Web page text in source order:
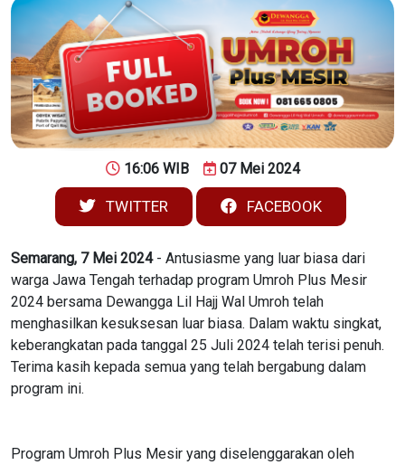
16:06 WIB 07 Mei 2024
TWITTER FACEBOOK
Semarang, 7 Mei 2024- Antusiasme yang luar biasa dari
warga Jawa Tengah terhadap program Umroh Plus Mesir
2024 bersama Dewangga Lil Hajj Wal Umroh telah
menghasilkan kesuksesan luar biasa. Dalam waktu singkat,
keberangkatan pada tanggal 25 Juli 2024 telah terisi penuh.
Terima kasih kepada semua yang telah bergabung dalam
program ini.
Program Umroh Plus Mesir yang diselenggarakan oleh